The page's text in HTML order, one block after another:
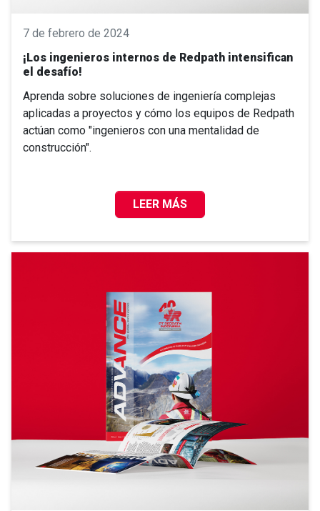
7 de febrero de 2024
¡Los ingenieros internos de Redpath intensifican
el desafío!
Aprenda sobre soluciones de ingeniería complejas
aplicadas a proyectos y cómo los equipos de Redpath
actúan como "ingenieros con una mentalidad de
construcción".
LEER MÁS
¡LOS INGENIEROS INTERNOS DE